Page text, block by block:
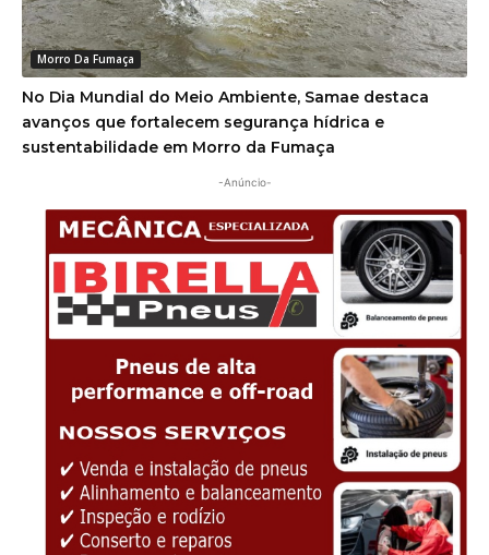
Morro Da Fumaça
No Dia Mundial do Meio Ambiente, Samae destaca
avanços que fortalecem segurança hídrica e
sustentabilidade em Morro da Fumaça
-Anúncio-